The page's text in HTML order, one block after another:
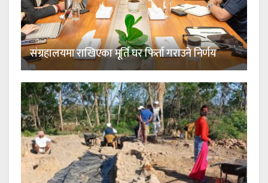
संग्रहालयमा राखिएका मूर्ति घर फिर्ता गराउने निर्णय